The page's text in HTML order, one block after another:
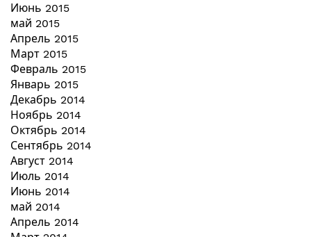
Июнь 2015
май 2015
Апрель 2015
Март 2015
Февраль 2015
Январь 2015
Декабрь 2014
Ноябрь 2014
Октябрь 2014
Сентябрь 2014
Август 2014
Июль 2014
Июнь 2014
май 2014
Апрель 2014